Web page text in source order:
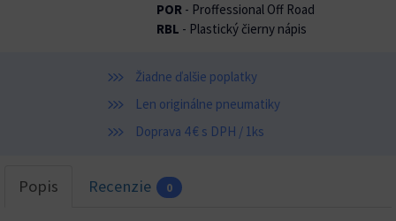
POR - Proffessional Off Road
RBL - Plastický čierny nápis
Žiadne ďalšie poplatky
Len originálne pneumatiky
Doprava 4 € s DPH / 1ks
Popis Recenzie 0